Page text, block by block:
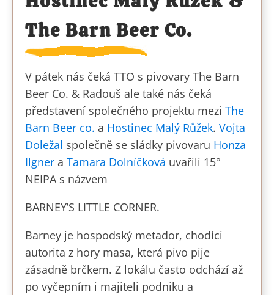
The Barn Beer Co.
V pátek nás čeká TTO s pivovary The Barn
Beer Co. & Radouš ale také nás čeká
představení společného projektu mezi The
Barn Beer co. a Hostinec Malý Růžek. Vojta
Doležal společně se sládky pivovaru Honza
Ilgner a Tamara Dolníčková uvařili 15°
NEIPA s názvem
BARNEY’S LITTLE CORNER.
Barney je hospodský metador, chodíci
autorita z hory masa, která pivo pije
zásadně brčkem. Z lokálu často odchází až
po vyčepním i majiteli podniku a